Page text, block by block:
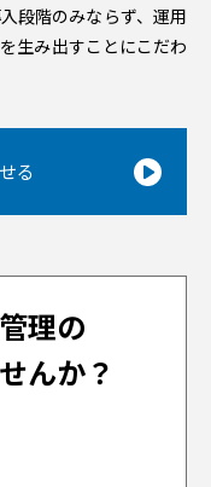
段階のみならず、運用
生み出すことにこだわ
る
理の
んか？